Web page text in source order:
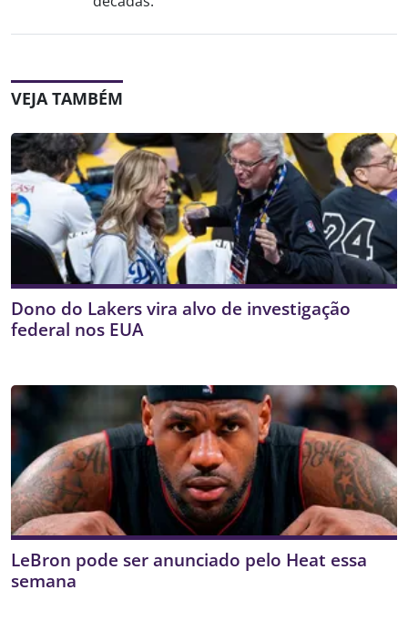
VEJA TAMBÉM
Dono do Lakers vira alvo de investigação
federal nos EUA
LeBron pode ser anunciado pelo Heat essa
semana